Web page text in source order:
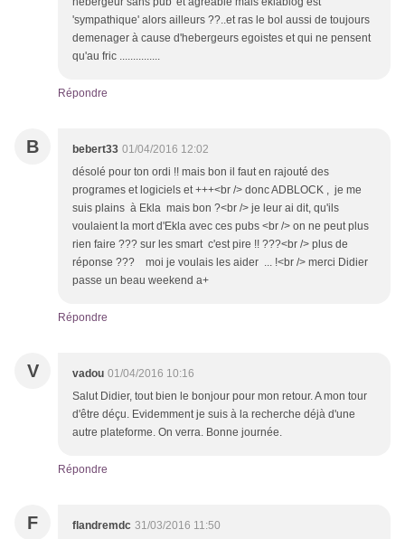
'sympathique' alors ailleurs ??..et ras le bol aussi de toujours
demenager à cause d'hebergeurs egoistes et qui ne pensent
qu'au fric ...............
Répondre
B bebert33 01/04/2016 12:02
désolé pour ton ordi !! mais bon il faut en rajouté des
programes et logiciels et +++<br /> donc ADBLOCK , je me
suis plains à Ekla mais bon ?<br /> je leur ai dit, qu'ils
voulaient la mort d'Ekla avec ces pubs <br /> on ne peut plus
rien faire ??? sur les smart c'est pire !! ???<br /> plus de
réponse ??? moi je voulais les aider ... !<br /> merci Didier
passe un beau weekend a+
Répondre
V vadou 01/04/2016 10:16
Salut Didier, tout bien le bonjour pour mon retour. A mon tour
d'être déçu. Evidemment je suis à la recherche déjà d'une
autre plateforme. On verra. Bonne journée.
Répondre
F flandremdc 31/03/2016 11:50